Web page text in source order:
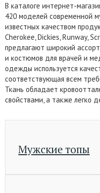
В каталоге интернет-
420 моделей современной
известных качеством
Cherokee, Dickies, Runway,
предлагают широкий
и костюмов для врачей и
одежды используется
соответствующая всем
Ткань обладает
свойствами, а также легко
Мужские топы